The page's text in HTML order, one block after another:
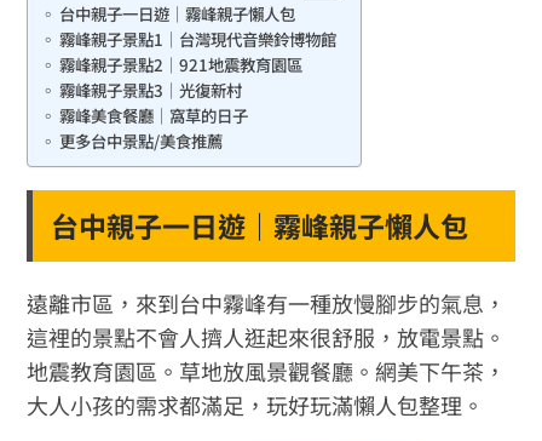
台中親子一日遊｜霧峰親子懶人包
霧峰親子景點1｜台灣現代音樂鈴博物館
霧峰親子景點2｜921地震教育園區
霧峰親子景點3｜光復新村
霧峰美食餐廳｜窩草的日子
更多台中景點/美食推薦
台中親子一日遊｜霧峰親子懶人包
遠離市區，來到台中霧峰有一種放慢腳步的氣息，
這裡的景點不會人擠人逛起來很舒服，放電景點。
地震教育園區。草地放風景觀餐廳。網美下午茶，
大人小孩的需求都滿足，玩好玩滿懶人包整理。